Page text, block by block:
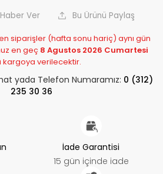
Ver Bu Ürünü Paylaş
siparişler (hafta sonu hariç) aynı gün
en geç 8 Agustos 2026 Cumartesi
kargoya verilecektir.
yada Telefon Numaramız: 0 (312)
235 30 36
İade Garantisi
15 gün içinde iade